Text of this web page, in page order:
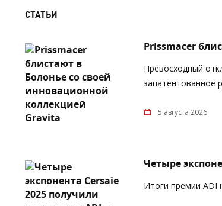
СТАТЬИ
Prissmacer
Превосходный
запатентованное
5 августа 2026
Четыре
Итоги премии ADI